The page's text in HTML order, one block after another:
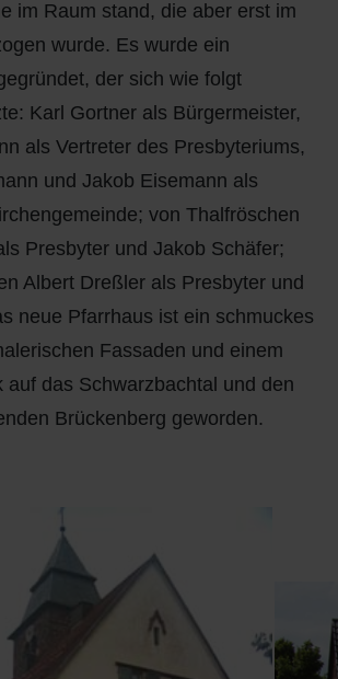
im Raum stand, die aber erst im
wurde. Es wurde ein
der sich wie folgt
Karl Gortner als Bürgermeister,
als Vertreter des Presbyteriums,
und Jakob Eisemann als
von Thalfröschen
Presbyter und Jakob Schäfer;
Albert Dreßler als Presbyter und
neue Pfarrhaus ist ein schmuckes
Fassaden und einem
auf das Schwarzbachtal und den
Brückenberg geworden.